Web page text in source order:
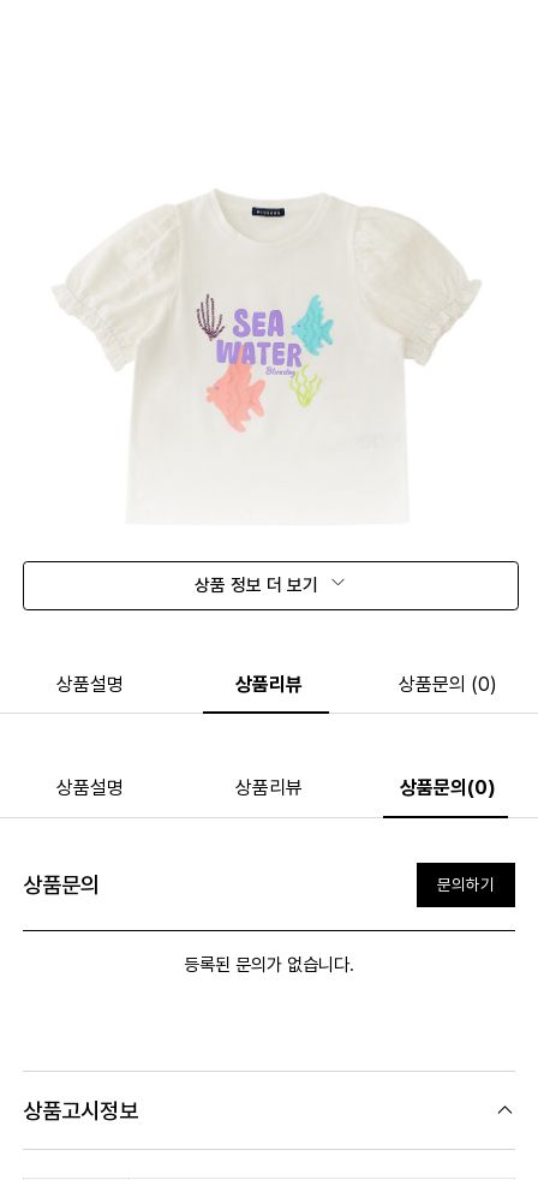
상품 정보 더 보기
상품설명 상품리뷰 상품문의 (0)
상품설명 상품리뷰 상품문의(0)
상품문의 문의하기
등록된 문의가 없습니다.
상품고시정보